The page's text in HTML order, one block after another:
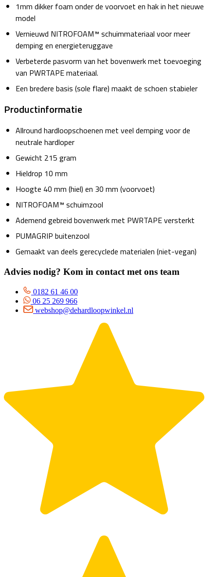
1mm dikker foam onder de voorvoet en hak in het nieuwe
model
Vernieuwd NITROFOAM™ schuimmateriaal voor meer
demping en energieteruggave
Verbeterde pasvorm van het bovenwerk met toevoeging
van PWRTAPE materiaal.
Een bredere basis (sole flare) maakt de schoen stabieler
Productinformatie
Allround hardloopschoenen met veel demping voor de
neutrale hardloper
Gewicht 215 gram
Hieldrop 10 mm
Hoogte 40 mm (hiel) en 30 mm (voorvoet)
NITROFOAM™ schuimzool
Ademend gebreid bovenwerk met PWRTAPE versterkt
PUMAGRIP buitenzool
Gemaakt van deels gerecyclede materialen (niet-vegan)
Advies nodig? Kom in contact met ons team
0182 61 46 00
06 25 269 966
webshop@dehardloopwinkel.nl